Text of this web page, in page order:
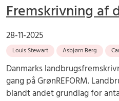
Fremskrivning af
28-11-2025
Louis Stewart Asbjørn Berg
Danmarks
gang på GrønREFORM.
blandt andet grundlag for